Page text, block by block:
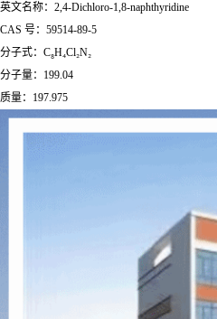
英文名称：2,4-Dichloro-1,8-naphthyridine
CAS 号：59514-89-5
分子式：C₈H₄Cl₂N₂
分子量：199.04
质量：197.975